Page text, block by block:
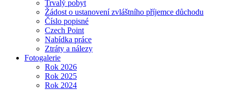
Trvalý pobyt
Žádost o ustanovení zvláštního příjemce důchodu
Číslo popisné
Czech Point
Nabídka práce
Ztráty a nálezy
Fotogalerie
Rok 2026
Rok 2025
Rok 2024